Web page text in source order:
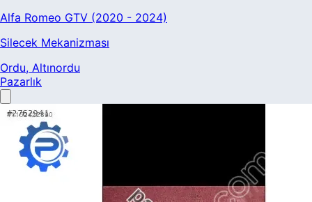
Alfa Romeo GTV (2020 - 2024)
Silecek Mekanizması
Ordu, Altınordu
Pazarlık